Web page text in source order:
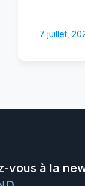
7 juillet,
vous à la